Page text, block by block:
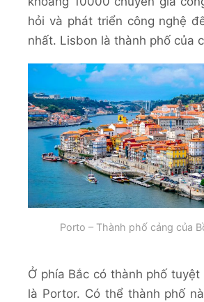
hỏi và phát triển công nghệ
nhất. Lisbon là thành phố của
Porto – Thành phố cảng của
Ở phía Bắc có thành phố tuyệt
là Portor. Có thể thành phố